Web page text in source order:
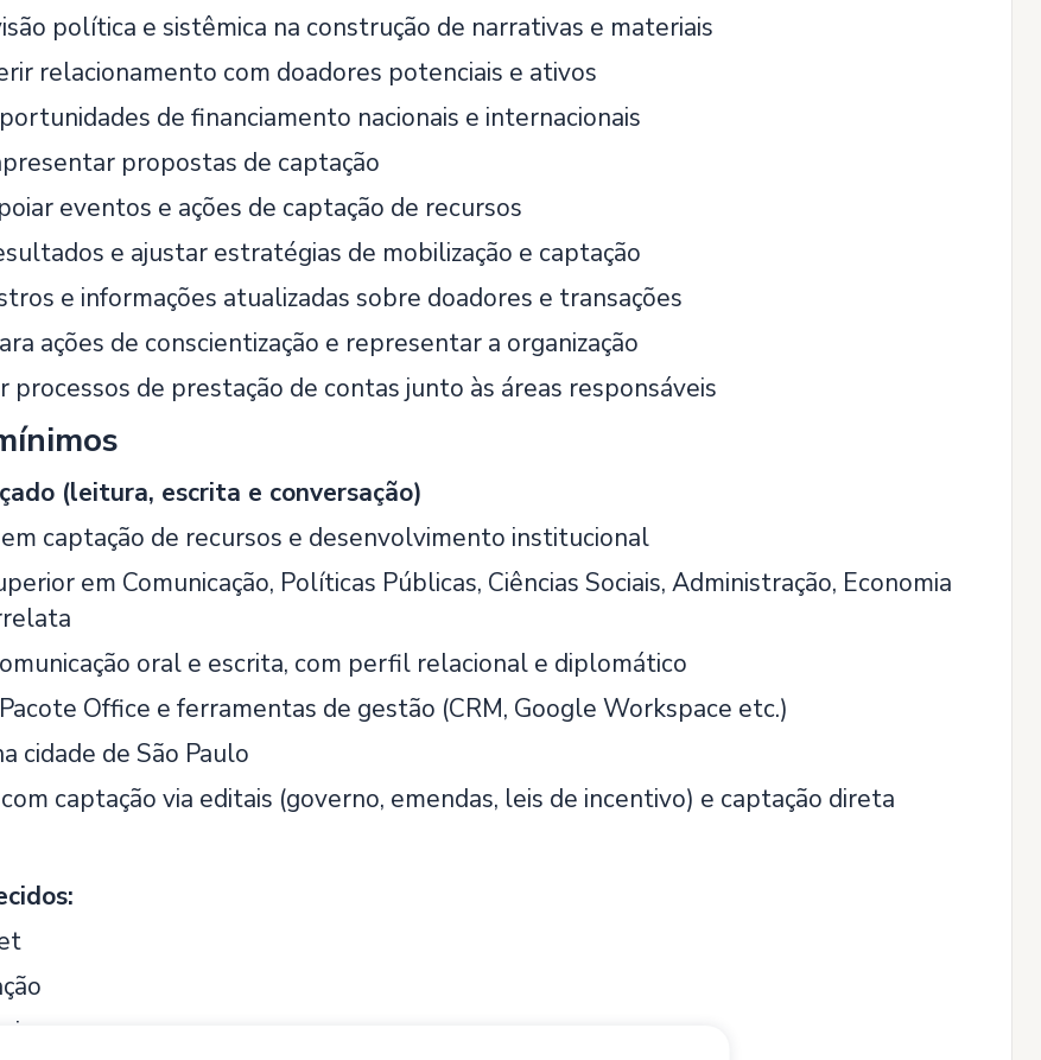
política e sistêmica na construção de narrativas e materiais
relacionamento com doadores potenciais e ativos
de financiamento nacionais e internacionais
propostas de captação
eventos e ações de captação de recursos
e ajustar estratégias de mobilização e captação
e informações atualizadas sobre doadores e transações
ações de conscientização e representar a organização
processos de prestação de contas junto às áreas responsáveis
(leitura, escrita e conversação)
captação de recursos e desenvolvimento institucional
em Comunicação, Políticas Públicas, Ciências Sociais, Administração, Economia
oral e escrita, com perfil relacional e diplomático
Office e ferramentas de gestão (CRM, Google Workspace etc.)
cidade de São Paulo
captação via editais (governo, emendas, leis de incentivo) e captação direta